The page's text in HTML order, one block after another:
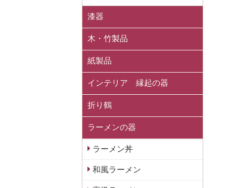
漆器
木・竹製品
紙製品
インテリア 縁起の器
折り鶴
ラーメンの器
ラーメン丼
和風ラーメン